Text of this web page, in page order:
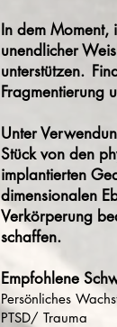
In dem Moment,
unendlicher
unterstützen.
Fragmentierung
Unter
Stück von den
implantierten
dimensionalen
Verkörperung
schaffen.
Empfohlene
Persönliches
PTSD/ Trauma